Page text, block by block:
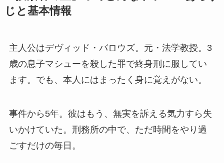
じと基本情報
主人公はデヴィッド・バロウズ。元・法学教授。3
歳の息子マシューを殺した罪で終身刑に服してい
ます。でも、本人にはまったく身に覚えがない。
事件から5年。彼はもう、無実を訴える気力すら失
いかけていた。刑務所の中で、ただ時間をやり過
ごすだけの毎日。